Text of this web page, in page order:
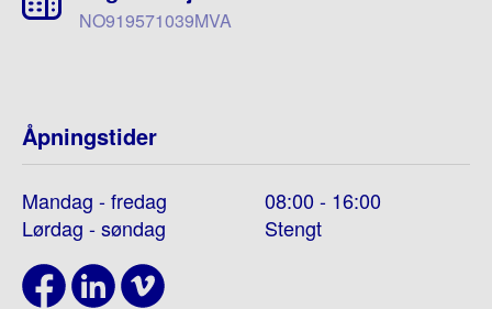
NO919571039MVA
Åpningstider
Mandag - fredag
08:00 - 16:00
Lørdag - søndag
Stengt